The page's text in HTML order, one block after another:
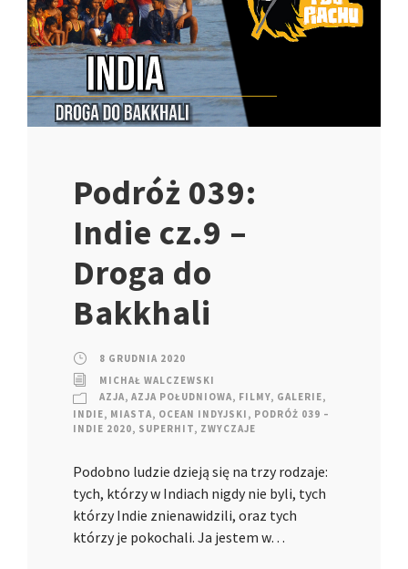
Podróż 039:
Indie cz.9 –
Droga do
Bakkhali
8 GRUDNIA 2020
MICHAŁ WALCZEWSKI
AZJA, AZJA POŁUDNIOWA, FILMY, GALERIE,
INDIE, MIASTA, OCEAN INDYJSKI , PODRÓŻ 039 –
INDIE 2020, SUPERHIT, ZWYCZAJE
Podobno ludzie dzieją się na trzy rodzaje:
tych, którzy w Indiach nigdy nie byli, tych
którzy Indie znienawidzili, oraz tych
którzy je pokochali. Ja jestem w…